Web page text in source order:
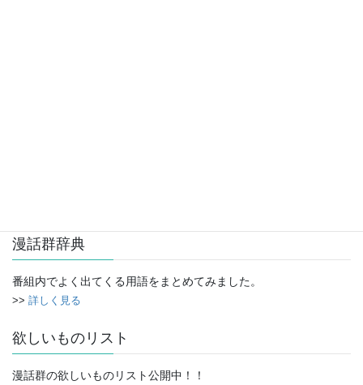
漫話群辞典
番組内でよく出てくる用語をまとめてみました。
>> 詳しく見る
欲しいものリスト
漫話群の欲しいものリスト公開中！！